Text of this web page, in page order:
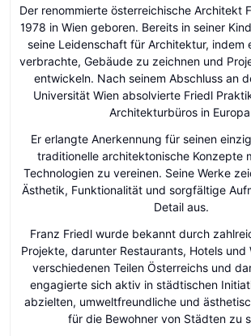
Der renommierte österreichische Architekt
1978 in Wien geboren. Bereits in seiner
seine Leidenschaft für Architektur, indem
verbrachte, Gebäude zu zeichnen und
entwickeln. Nach seinem Abschluss an
Universität Wien absolvierte Friedl
Architekturbüros in
Er erlangte Anerkennung für seinen
traditionelle architektonische Konzepte
Technologien zu vereinen. Seine Werke
Ästhetik, Funktionalität und sorgfältige
Detail aus.
Franz Friedl wurde bekannt durch
Projekte, darunter Restaurants, Hotels und
verschiedenen Teilen Österreichs und
engagierte sich aktiv in städtischen
abzielten, umweltfreundliche und
für die Bewohner von Städten zu